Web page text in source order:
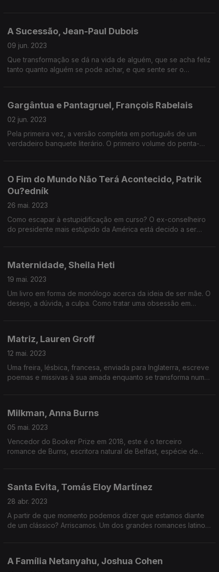
A Sucessão, Jean-Paul Dubois
09 jun. 2023
Que transformação se dá na vida de alguém, que se acha feliz
tanto quanto alguém se pode achar, e que sente ser o
Gargântua e Pantagruel, François Rabelais
02 jun. 2023
Pela primeira vez, a versão completa em português de um
verdadeiro banquete literário. O primeiro volume do penta-
O Fim do Mundo Não Terá Acontecido, Patrik
Ou?edník
26 mai. 2023
Como escapar à estupidificação em curso? O ex-conselheiro
do presidente mais estúpido da América está decido a ser
Maternidade, Sheila Heti
19 mai. 2023
Um livro em forma de monólogo acerca da ideia de ser mãe. O
desejo, a dúvida, a culpa. Como tratar uma obsessão em
Matriz, Lauren Groff
12 mai. 2023
Uma freira, lésbica, francesa, enviada para Inglaterra, escreve
poemas e missivas à sua amada enquanto se transforma num
Milkman, Anna Burns
05 mai. 2023
Vencedor do Booker Prize em 2018, este é o terceiro
romance de Burns, escritora natural de Belfast, espécie de
Santa Evita, Tomás Eloy Martínez
28 abr. 2023
A partir de que momento podemos dizer que estamos diante
de um clássico? Arriscamos. Um dos grandes romances latino-
A Família Netanyahu, Joshua Cohen